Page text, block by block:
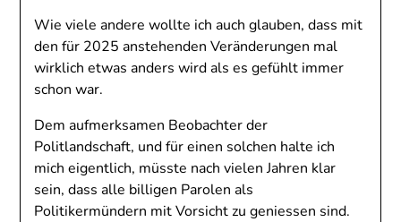
Wie viele andere wollte ich auch glauben, dass mit
den für 2025 anstehenden Veränderungen mal
wirklich etwas anders wird als es gefühlt immer
schon war.
Dem aufmerksamen Beobachter der
Politlandschaft, und für einen solchen halte ich
mich eigentlich, müsste nach vielen Jahren klar
sein, dass alle billigen Parolen als
Politikermündern mit Vorsicht zu geniessen sind.